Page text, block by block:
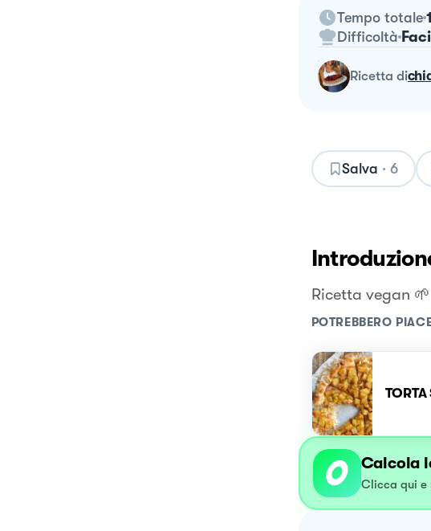
Tempo totale
Difficoltà
ricetta di
Salva · 6
Ricetta vegan 🌱
POTREBBERO
TORTA
Calcola
Clicca qui e